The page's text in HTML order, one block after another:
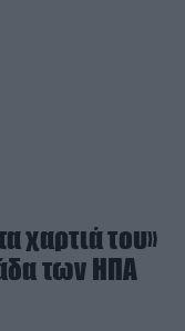
χαρτιά του»
των ΗΠΑ